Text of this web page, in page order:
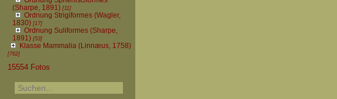
(Sharpe, 1891)[11]
Ordnung Strigiformes (Wagler,
1830)[17]
Ordnung Suliformes (Sharpe,
1891)[53]
Klasse Mammalia (Linnæus, 1758)
[762]
15554 Fotos